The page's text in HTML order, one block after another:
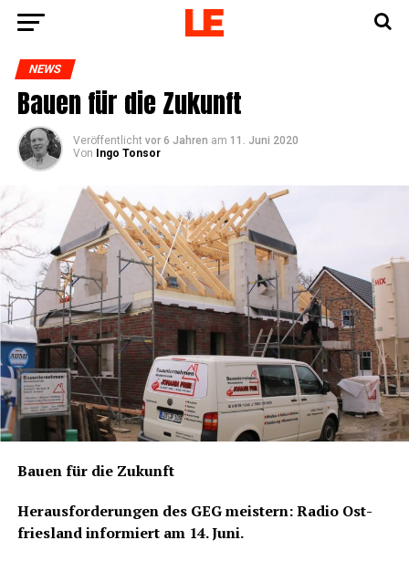
NEWS
Bau­en für die Zukunft
Veröffentlicht vor 6 Jahren am 11. Juni 2020
Von
Ingo Tonsor
Bau­en für die Zukunft
Her­aus­for­de­run­gen des GEG meis­tern: Radio Ost­
fries­land infor­miert am 14. Juni.